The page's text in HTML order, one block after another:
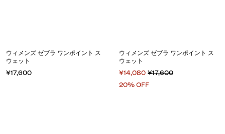
ウィメンズ ゼブラ ワンポイント ス
ウェット
¥17,600
ウィメンズ ゼブラ ワンポイント ス
ウェット
¥14,080 ¥17,600
20% OFF